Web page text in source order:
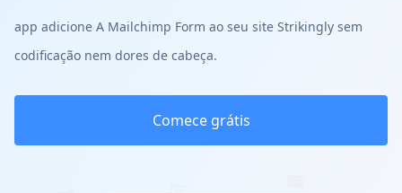
app adicione A Mailchimp Form ao seu site Strikingly sem
codificação nem dores de cabeça.
Comece grátis